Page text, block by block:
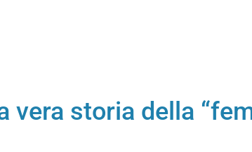
vera storia della